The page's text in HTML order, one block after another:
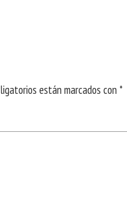
están marcados con*